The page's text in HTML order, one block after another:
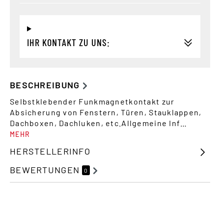
IHR KONTAKT ZU UNS:
BESCHREIBUNG
Selbstklebender Funkmagnetkontakt zur
Absicherung von Fenstern, Türen, Stauklappen,
Dachboxen, Dachluken, etc.Allgemeine Inf…
MEHR
HERSTELLERINFO
BEWERTUNGEN
0